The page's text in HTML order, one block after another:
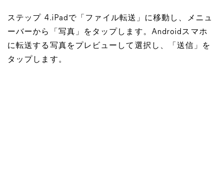
ステップ 4.iPadで「ファイル転送」に移動し、メニュ
ーバーから「写真」をタップします。Androidスマホ
に転送する写真をプレビューして選択し、「送信」を
タップします。